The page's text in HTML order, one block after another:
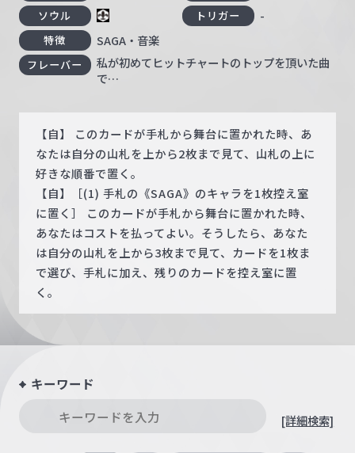
ソウル トリガー -
特徴 SAGA・音楽
フレーバー
私が初めてヒットチャートのトップを頂いた曲
で…
【自】 このカードが手札から舞台に置かれた時、あ
なたは自分の山札を上から2枚まで見て、山札の上に
好きな順番で置く。
【自】［(1) 手札の《SAGA》のキャラを1枚控え室
に置く］ このカードが手札から舞台に置かれた時、
あなたはコストを払ってよい。そうしたら、あなた
は自分の山札を上から3枚まで見て、カードを1枚ま
で選び、手札に加え、残りのカードを控え室に置
く。
キーワード
[詳細検索]